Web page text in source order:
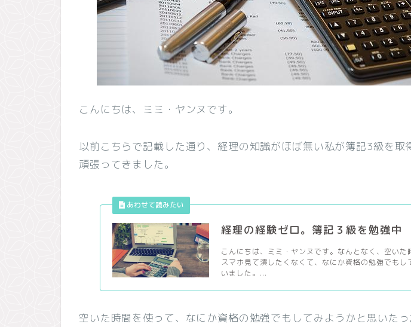
こんにちは、ミミ・ヤンヌです。
以前こちらで記載した通り、経理の知識がほぼ無い私が簿記3級を取
頑張ってきました。
経理の経験ゼロ。簿記３級を勉強中
こんにちは、ミミ・ヤンヌです。なんとなく、空いた
スマホ見て潰したくなくて、なにか資格の勉強でもし
いました。...
空いた時間を使って、なにか資格の勉強でもしてみようかと思いたっ